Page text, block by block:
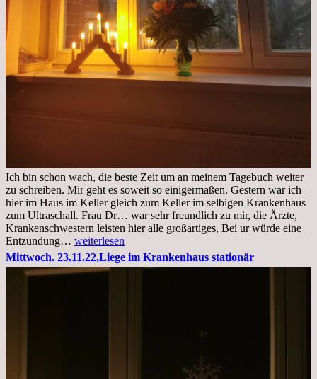
Ich bin schon wach, die beste Zeit um an meinem Tagebuch weiter
zu schreiben. Mir geht es soweit so einigermaßen. Gestern war ich
hier im Haus im Keller gleich zum Keller im selbigen Krankenhaus
zum Ultraschall. Frau Dr… war sehr freundlich zu mir, die Ärzte,
Krankenschwestern leisten hier alle großartiges, Bei ur würde eine
Entzündung… Freitag,
25.11.2022
Kleines
weiterlesen
Mittwoch. 23.11.22,Liege im Krankenhaus stationär